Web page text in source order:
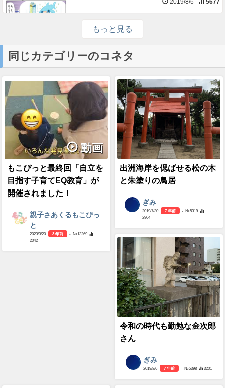
もっと見る
同じカテゴリーのコネタ
動画
もこぴっと最終回「自立を
目指す子育てEQ教育」が
開催されました！
親子さあくるもこぴっ
と
2023/3/20 3 年前
- №13269
2042
出洲海岸を偲ばせる松の木
と朱塗りの鳥居
ぎみ
2019/7/30 7 年前
- №5319
2904
令和の時代も勤勉な金次郎
さん
ぎみ
2019/8/6 7 年前 - №5398 3201